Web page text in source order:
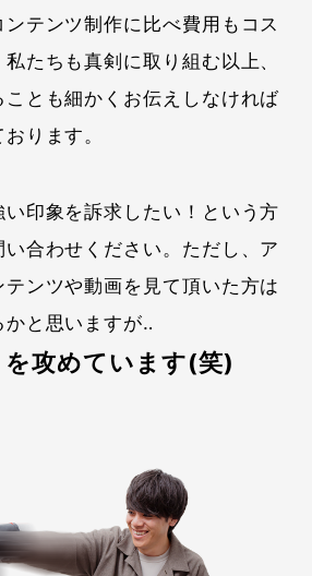
テンツ制作に比べ費用もコス
たちも真剣に取り組む以上、
とも細かくお伝えしなければ
ります。
印象を訴求したい！という方
合わせください。ただし、ア
ンツや動画を見て頂いた方は
と思いますが‥
攻めています(笑)